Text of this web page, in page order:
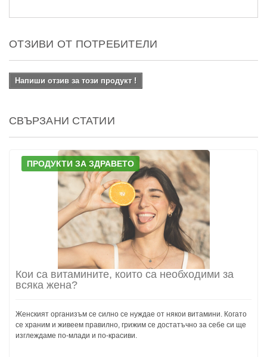
ОТЗИВИ ОТ ПОТРЕБИТЕЛИ
Напиши отзив за този продукт !
СВЪРЗАНИ СТАТИИ
ПРОДУКТИ ЗА ЗДРАВЕТО
Кои са витамините, които са необходими за
всяка жена?
Женският организъм се силно се нуждае от някои витамини. Когато
се храним и живеем правилно, грижим се достатъчно за себе си ще
изглеждаме по-млади и по-красиви.